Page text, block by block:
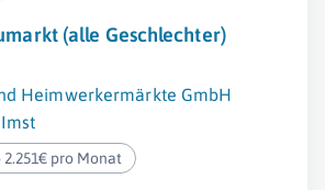
(alle Geschlechter)
Heimwerkermärkte GmbH
2.251€ pro Monat